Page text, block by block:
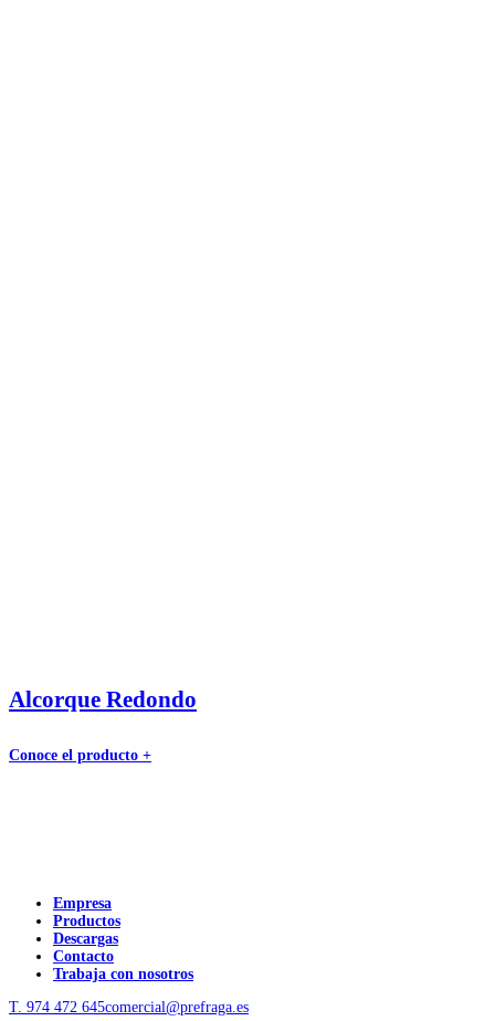
Alcorque Redondo
Conoce el producto +
Empresa
Productos
Descargas
Contacto
Trabaja con nosotros
T. 974 472 645comercial@prefraga.es